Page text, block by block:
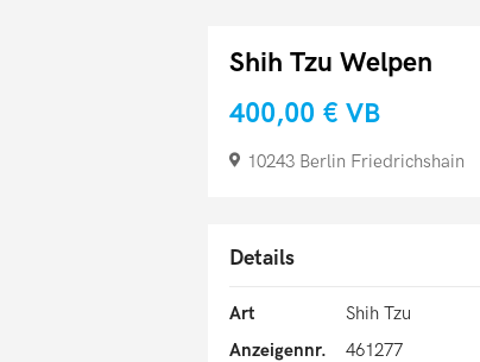
Shih Tzu Welpen
400,00 € VB
10243 Berlin Friedrichshain
Details
Art
Shih Tzu
Anzeigennr.
461277